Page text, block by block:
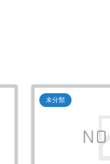
未分類